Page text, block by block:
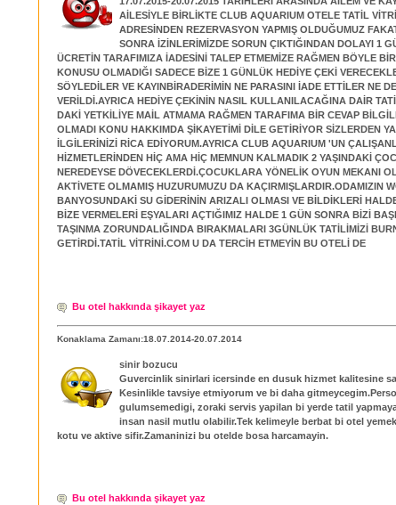
AİLESİYLE BİRLİKTE CLUB AQUARIUM OTELE TATİL
ADRESİNDEN REZERVASYON YAPMIŞ OLDUĞUMUZ
SONRA İZİNLERİMİZDE SORUN ÇIKTIĞINDAN DOLAYI 1
ÜCRETİN TARAFIMIZA İADESİNİ TALEP ETMEMİZE RAĞMEN BÖYLE
KONUSU OLMADIĞI SADECE BİZE 1 GÜNLÜK HEDİYE ÇEKİ
SÖYLEDİLER VE KAYINBİRADERİMİN NE PARASINI İADE ETTİLER NE
VERİLDİ.AYRICA HEDİYE ÇEKİNİN NASIL KULLANILACAĞINA DAİR
DAKİ YETKİLİYE MAİL ATMAMA RAĞMEN TARAFIMA BİR CEVAP
OLMADI KONU HAKKIMDA ŞİKAYETİMİ DİLE GETİRİYOR SİZLERDEN
İLGİLERİNİZİ RİCA EDİYORUM.AYRICA CLUB AQUARIUM 'UN
HİZMETLERİNDEN HİÇ AMA HİÇ MEMNUN KALMADIK 2 YAŞINDAKİ
NEREDEYSE DÖVECEKLERDİ.ÇOCUKLARA YÖNELİK OYUN MEKANI
AKTİVETE OLMAMIŞ HUZURUMUZU DA KAÇIRMIŞLARDIR.ODAMIZIN
BANYOSUNDAKİ SU GİDERİNİN ARIZALI OLMASI VE BİLDİKLERİ
BİZE VERMELERİ EŞYALARI AÇTIĞIMIZ HALDE 1 GÜN SONRA BİZİ
TAŞINMA ZORUNDALIĞINDA BIRAKMALARI 3GÜNLÜK TATİLİMİZİ
GETİRDİ.TATİL VİTRİNİ.COM U DA TERCİH ETMEYİN BU OTELİ DE
Bu otel hakkında şikayet yaz
Konaklama Zamanı:18.07.2014-20.07.2014
sinir bozucu
Guvercinlik sinirlari icersinde en dusuk hizmet kalitesine
Kesinlikle tavsiye etmiyorum ve bi daha
gulumsemedigi, zoraki servis yapilan bi yerde tatil
insan nasil mutlu olabilir.Tek kelimeyle berbat bi otel
kotu ve aktive sifir.Zamaninizi bu otelde bosa harcamayin.
Bu otel hakkında şikayet yaz